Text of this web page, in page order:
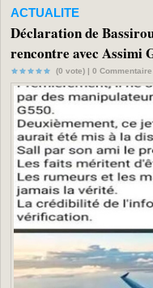
ACTUALITE
Déclaration de
rencontre avec Assimi
(0 vote) | 0 Commentaire